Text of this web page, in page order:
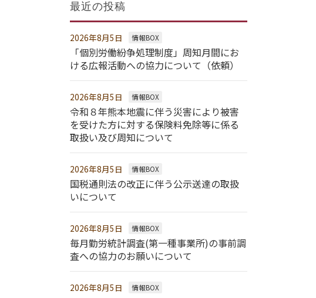
最近の投稿
2026年8月5日 情報BOX
「個別労働紛争処理制度」周知月間にお
ける広報活動への協力について（依頼）
2026年8月5日 情報BOX
令和８年熊本地震に伴う災害により被害
を受けた方に対する保険料免除等に係る
取扱い及び周知について
2026年8月5日 情報BOX
国税通則法の改正に伴う公示送達の取扱
いについて
2026年8月5日 情報BOX
毎月勤労統計調査(第一種事業所)の事前調
査への協力のお願いについて
2026年8月5日 情報BOX